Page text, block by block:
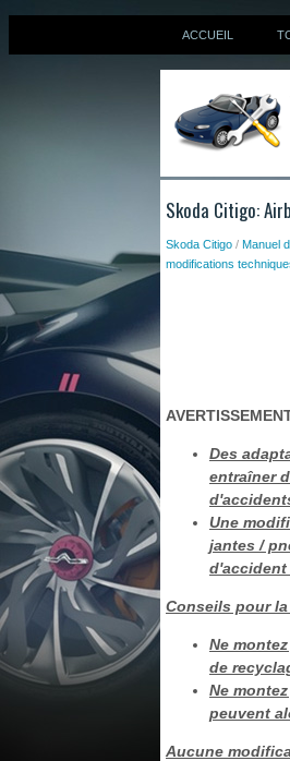
ACCUEIL
Skoda Citigo:
Skoda Citigo / Manuel
modifications
Des
entraîner
Une
jantes /
d'accident
Conseils pour
Ne
de
Ne
peuvent
Aucune